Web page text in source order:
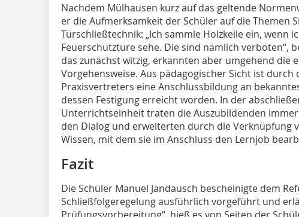
Nachdem Mülhausen kurz auf das geltende
er die Aufmerksamkeit der Schüler auf die Themen
Türschließtechnik: „Ich sammle Holzkeile ein, wenn
Feuerschutztüre sehe. Die sind nämlich verboten“,
das zunächst witzig, erkannten aber umgehend die
Vorgehensweise. Aus pädagogischer Sicht ist durch
Praxisvertreters eine Anschlussbildung an
dessen Festigung erreicht worden. In der
Unterrichtseinheit traten die Auszubildenden
den Dialog und erweiterten durch die Verknüpfung
Wissen, mit dem sie im Anschluss den Lernjob
Fazit
Die Schüler Manuel Jandausch bescheinigte dem
Schließfolgeregelung ausführlich vorgeführt und